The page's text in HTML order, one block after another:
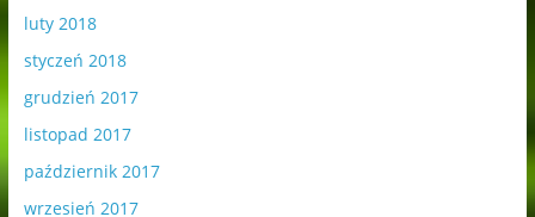
luty 2018
styczeń 2018
grudzień 2017
listopad 2017
październik 2017
wrzesień 2017